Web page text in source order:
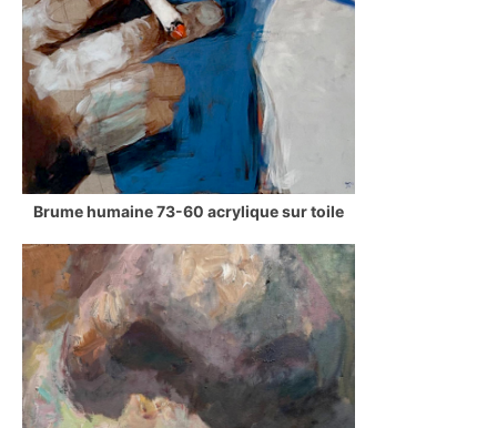
Brume humaine 73-60 acrylique sur toile